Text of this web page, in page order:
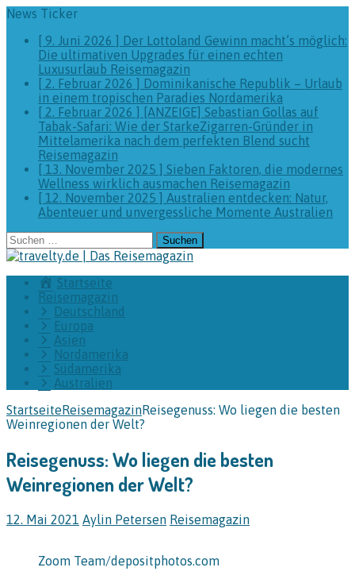
News Ticker
[ 9. Juni 2026 ] Der Lottoland Gewinn macht’s möglich:
Die ultimativen Upgrades für einen echten
Luxusurlaub Reisemagazin
[ 2. Februar 2026 ] Dominikanische Republik – Urlaub
in einem tropischen Paradies Nordamerika
[ 2. Februar 2026 ] [ANZEIGE] Sebastian Gollas auf
Tabak-Safari: Wie der StarkeZigarren-Gründer in
Mittelamerika nach dem perfekten Blend sucht
Reisemagazin
[ 13. November 2025 ] Sieben Faktoren, die modernes
Wellness wirklich ausmachen Reisemagazin
[ 12. November 2025 ] Australien entdecken: Natur,
Abenteuer und unvergessliche Momente Australien
Suchen
nach:
Startseite
Reisemagazin
Deutschland
Europa
Asien
Nordamerika
Südamerika
Australien
StartseiteReisemagazinReisegenuss: Wo liegen die besten
Weinregionen der Welt?
Reisegenuss: Wo liegen die besten
Weinregionen der Welt?
12. Mai 2021 Aylin Petersen Reisemagazin
Zoom Team/depositphotos.com